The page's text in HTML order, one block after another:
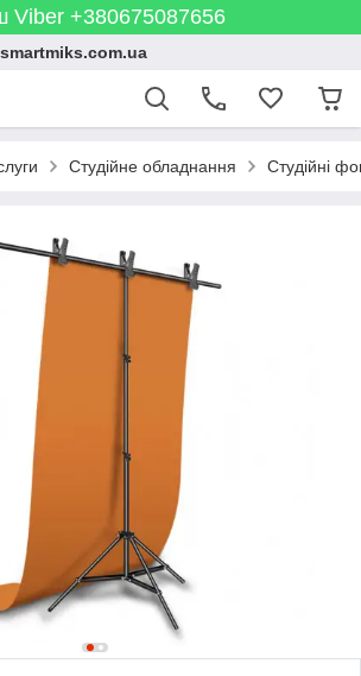
Viber +380675087656
smartmiks.com.ua
Студійне обладнання Студійні